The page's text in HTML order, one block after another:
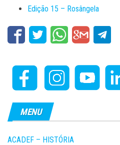
Edição 15 – Rosângela
MENU
ACADEF – HISTÓRIA